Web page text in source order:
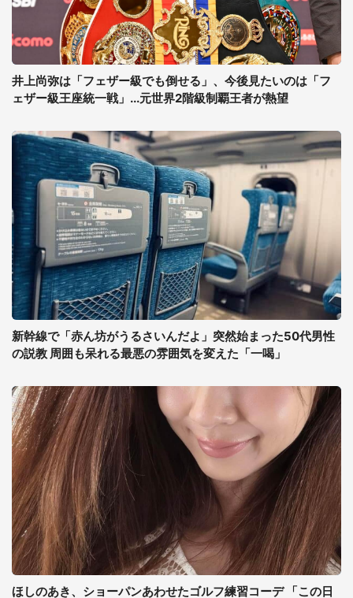
井上尚弥は「フェザー級でも倒せる」、今後見たいのは「フ
ェザー級王座統一戦」...元世界2階級制覇王者が熱望
新幹線で「赤ん坊がうるさいんだよ」突然始まった50代男性
の説教 周囲も呆れる最悪の雰囲気を変えた「一喝」
ほしのあき、ショーパンあわせたゴルフ練習コーデ 「この日